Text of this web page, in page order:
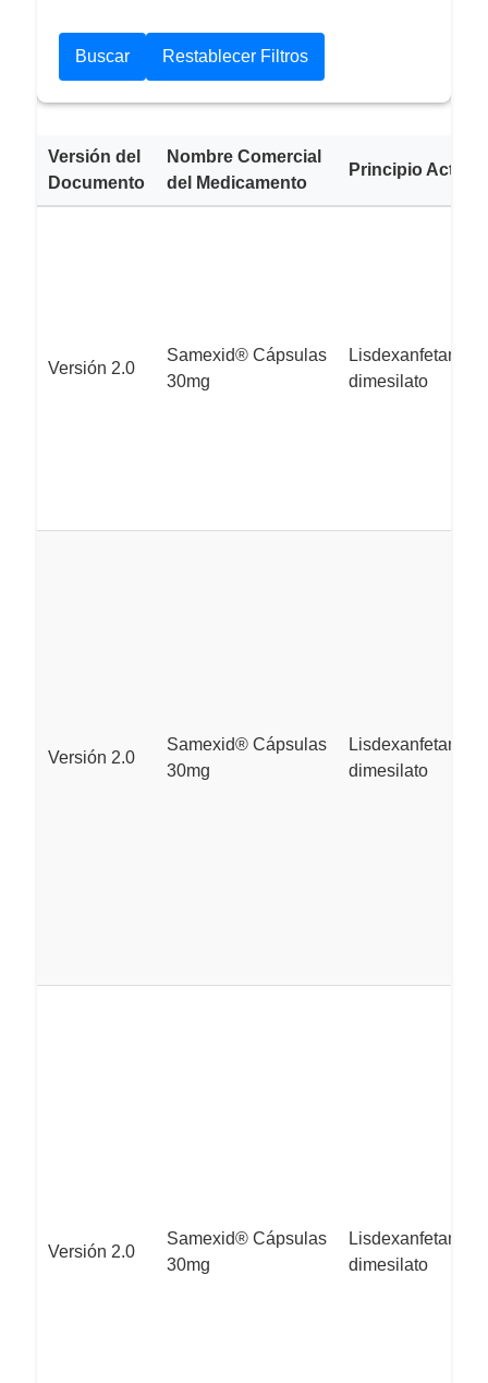
Versión del
Documento
Nombre Comercial
del Medicamento
Principio Activo
Versión 2.0
Samexid® Cápsulas
30mg
Lisdexanfetamina
dimesilato
Versión 2.0
Samexid® Cápsulas
30mg
Lisdexanfetamina
dimesilato
Versión 2.0
Samexid® Cápsulas
30mg
Lisdexanfetamina
dimesilato